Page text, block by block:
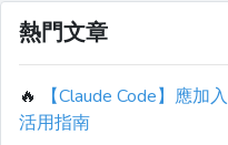
熱門文章
🔥
【Claude Code】應
活用指南